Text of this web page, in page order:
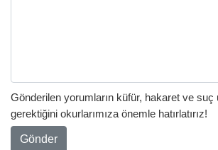
Gönderilen yorumların küfür, hakaret ve
gerektiğini okurlarımıza önemle hatırlatırız!
Gönder